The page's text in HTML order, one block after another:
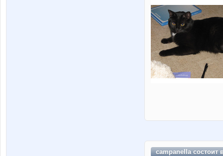
campanella состоит